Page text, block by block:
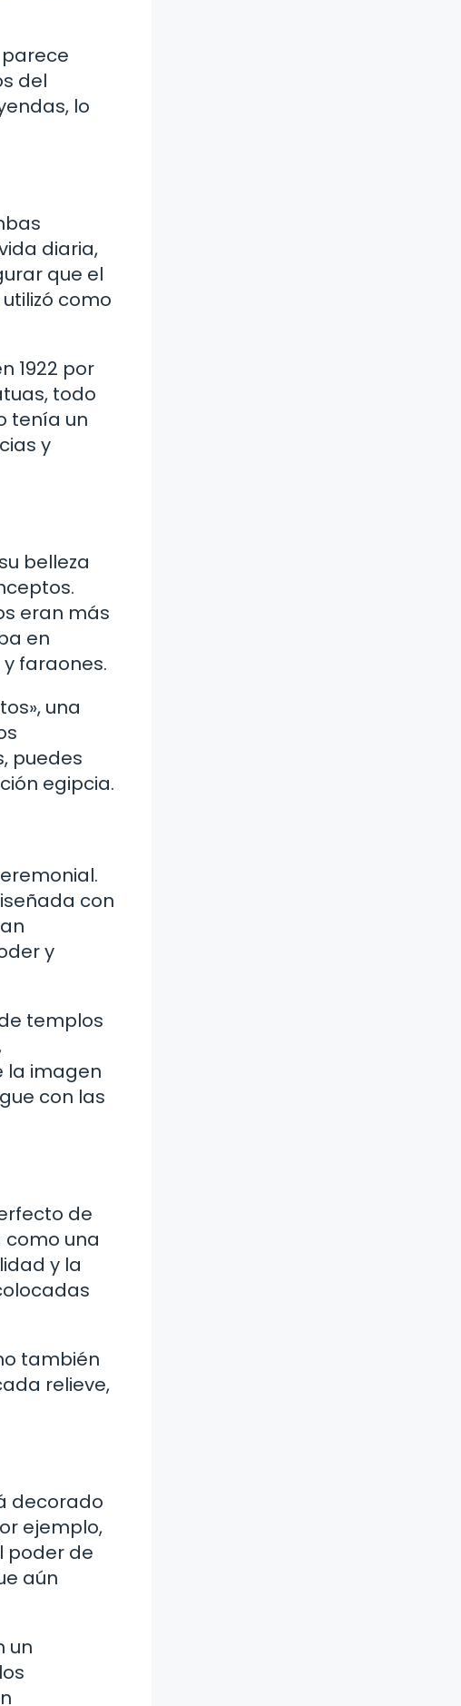
del
lo
diaria,
que el
como
1922 por
todo
tenía un
y
belleza
eran más
en
faraones.
una
puedes
egipcia.
con
y
templos
la imagen
con las
de
una
y la
también
relieve,
decorado
ejemplo,
poder de
aún
un